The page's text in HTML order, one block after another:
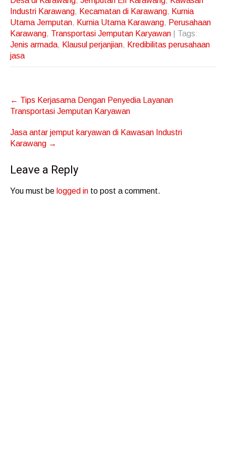
Industri Karawang, Kecamatan di Karawang, Kurnia
Utama Jemputan, Kurnia Utama Karawang, Perusahaan
Karawang, Transportasi Jemputan Karyawan
| Tags:
Jenis armada, Klausul perjanjian, Kredibilitas perusahaan
jasa
Post
navigation
← Tips Kerjasama Dengan Penyedia Layanan
Transportasi Jemputan Karyawan
Jasa antar jemput karyawan di Kawasan Industri
Karawang →
Leave a Reply
You must be logged in to post a comment.